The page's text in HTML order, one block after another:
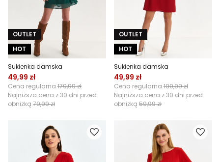
OUTLET
HOT
Sukienka damska
49,99 zł
Cena regularna 179,99 zł
Najniższa cena z 30 dni przed
obniżką 79,99 zł
OUTLET
HOT
Sukienka damska
49,99 zł
Cena regularna 109,99 zł
Najniższa cena z 30 dni przed
obniżką 59,99 zł